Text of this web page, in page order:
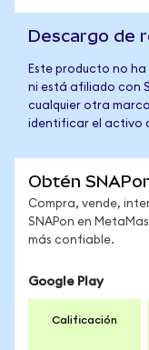
Descargo de
Este producto no
ni está afiliado con
cualquier otra
identificar el activo
Obtén
Compra, vende,
SNAPon en
más confiable.
Google Play
Calificación